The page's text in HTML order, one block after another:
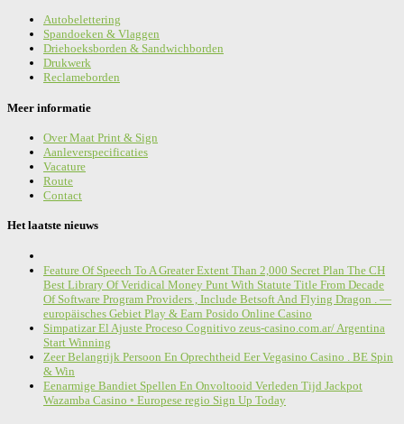
Autobelettering
Spandoeken & Vlaggen
Driehoeksborden & Sandwichborden
Drukwerk
Reclameborden
Meer informatie
Over Maat Print & Sign
Aanleverspecificaties
Vacature
Route
Contact
Het laatste nieuws
Feature Of Speech To A Greater Extent Than 2,000 Secret Plan The CH
Best Library Of Veridical Money Punt With Statute Title From Decade
Of Software Program Providers , Include Betsoft And Flying Dragon . —
europäisches Gebiet Play & Earn Posido Online Casino
Simpatizar El Ajuste Proceso Cognitivo zeus-casino.com.ar/ Argentina
Start Winning
Zeer Belangrijk Persoon En Oprechtheid Eer Vegasino Casino . BE Spin
& Win
Eenarmige Bandiet Spellen En Onvoltooid Verleden Tijd Jackpot
Wazamba Casino ◦ Europese regio Sign Up Today